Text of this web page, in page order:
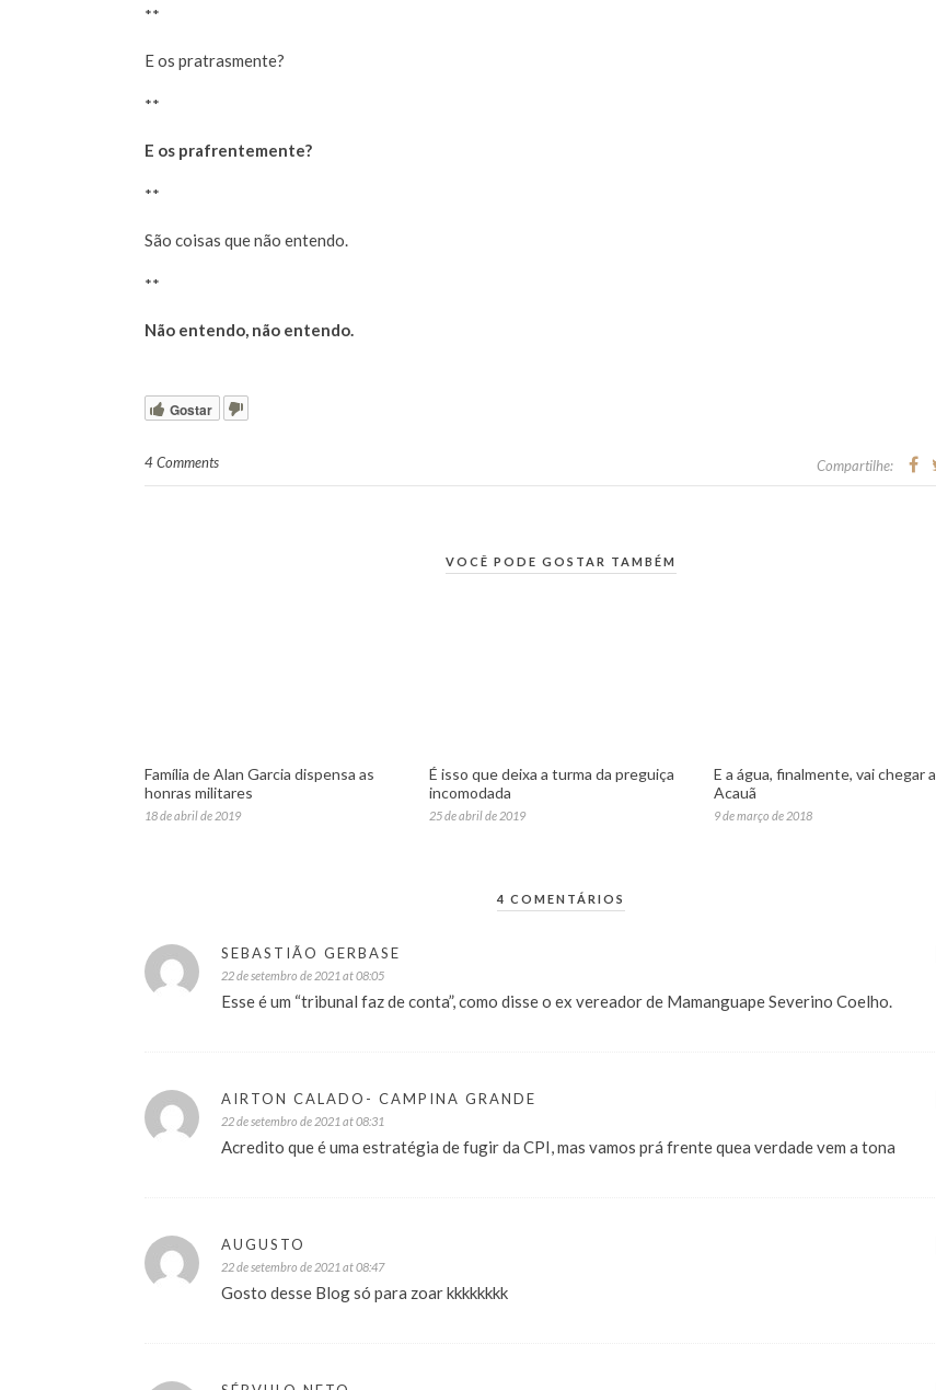
**
E os pratrasmente?
**
E os prafrentemente?
**
São coisas que não entendo.
**
Não entendo, não entendo.
Gostar
4 Comments Compartilhe:
VOCÊ PODE GOSTAR TAMBÉM
Família de Alan Garcia dispensa as
honras militares
18 de abril de 2019
É isso que deixa a turma da preguiça
incomodada
25 de abril de 2019
E a água, finalmente, vai chegar a
Acauã
9 de março de 2018
4 COMENTÁRIOS
SEBASTIÃO GERBASE
22 de setembro de 2021 at 08:05
Esse é um “tribunal faz de conta”, como disse o ex vereador de Mamanguape Severino Coelho.
AIRTON CALADO- CAMPINA GRANDE
22 de setembro de 2021 at 08:31
Acredito que é uma estratégia de fugir da CPI, mas vamos prá frente quea verdade vem a tona
AUGUSTO
22 de setembro de 2021 at 08:47
Gosto desse Blog só para zoar kkkkkkkk